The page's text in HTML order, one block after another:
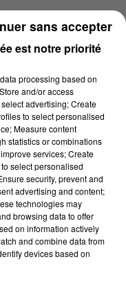
est notre priorité
processing based on
and/or access
advertising; Create
to select personalised
Measure content
statistics or combinations
services; Create
select personalised
security, prevent and
advertising and content;
technologies may
browsing data to offer
on information actively
and combine data from
devices based on
sans accepter